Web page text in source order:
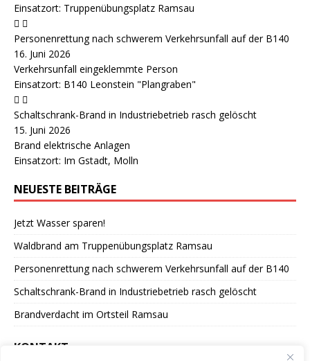
Einsatzort: Truppenübungsplatz Ramsau
Personenrettung nach schwerem Verkehrsunfall auf der B140
16. Juni 2026
Verkehrsunfall eingeklemmte Person
Einsatzort: B140 Leonstein "Plangraben"
Schaltschrank-Brand in Industriebetrieb rasch gelöscht
15. Juni 2026
Brand elektrische Anlagen
Einsatzort: Im Gstadt, Molln
NEUESTE BEITRÄGE
Jetzt Wasser sparen!
Waldbrand am Truppenübungsplatz Ramsau
Personenrettung nach schwerem Verkehrsunfall auf der B140
Schaltschrank-Brand in Industriebetrieb rasch gelöscht
Brandverdacht im Ortsteil Ramsau
KONTAKT